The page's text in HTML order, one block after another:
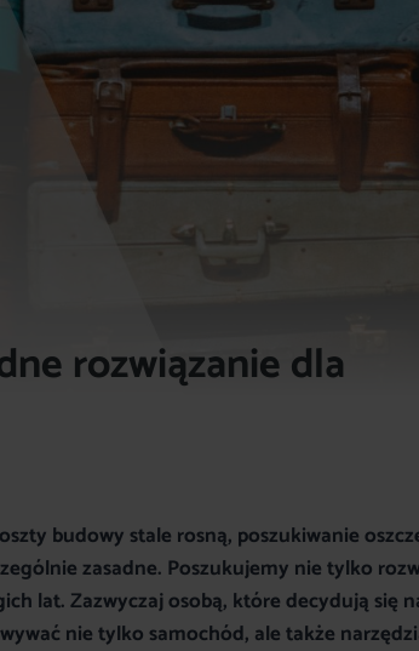
rozwiązanie dla
budowy stale rosną, poszukiwanie
zasadne. Poszukujemy nie tylko
lat. Zazwyczaj osobą, które decydują się
nie tylko samochód, ale także